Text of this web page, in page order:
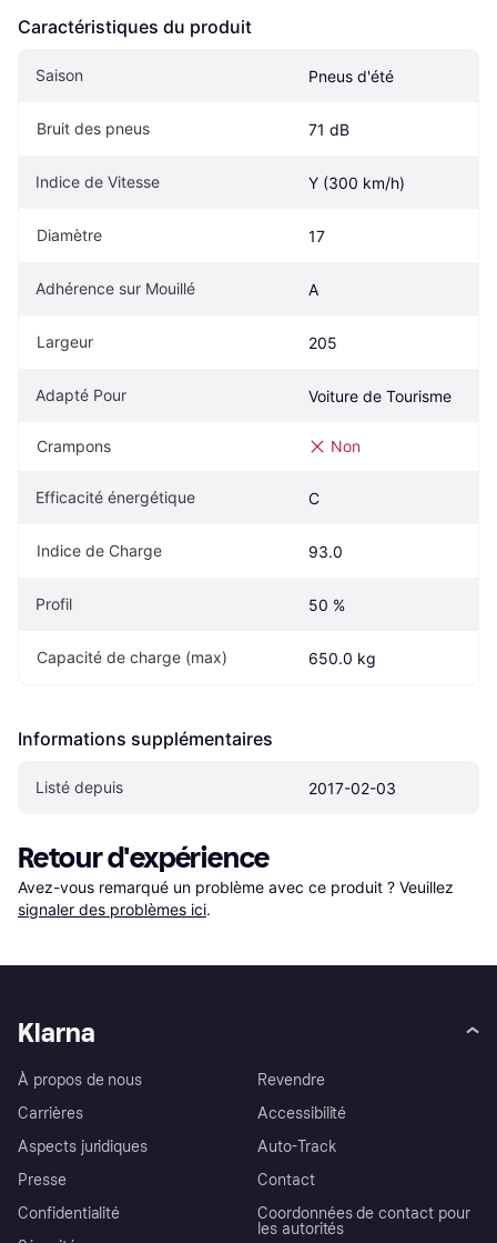
Caractéristiques du produit
Saison Pneus d'été
Bruit des pneus 71 dB
Indice de Vitesse Y (300 km/h)
Diamètre 17
Adhérence sur Mouillé A
Largeur 205
Adapté Pour Voiture de Tourisme
Crampons Non
Efficacité énergétique C
Indice de Charge 93.0
Profil 50 %
Capacité de charge (max) 650.0 kg
Informations supplémentaires
Listé depuis 2017-02-03
Retour d'expérience
Avez-vous remarqué un problème avec ce produit ? Veuillez
signaler des problèmes ici.
Klarna
À propos de nous
Carrières
Aspects juridiques
Presse
Confidentialité
Revendre
Accessibilité
Auto-Track
Contact
Coordonnées de contact pour
les autorités